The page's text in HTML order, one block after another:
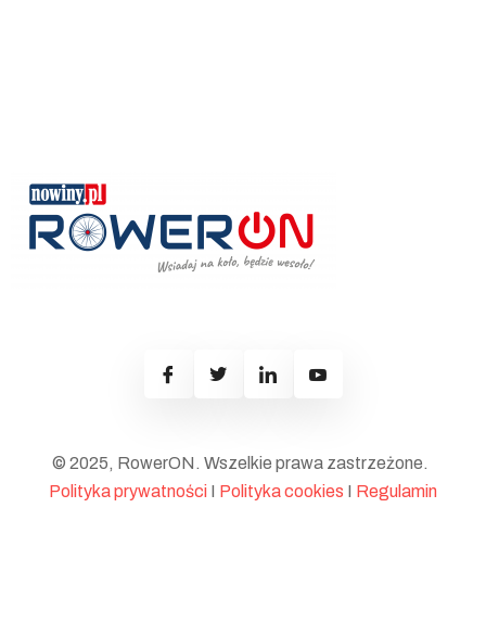
© 2025, RowerON. Wszelkie prawa zastrzeżone.
Polityka prywatności I Polityka cookies I Regulamin